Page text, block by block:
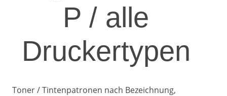
P / alle
Druckertypen
Toner / Tintenpatronen nach Bezeichnung,